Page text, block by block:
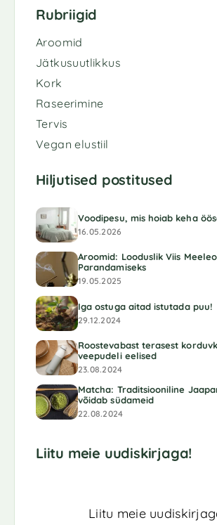
Rubriigid
Aroomid
Jätkusuutlikkus
Kork
Raseerimine
Tervis
Vegan elustiil
Hiljutised postitused
Voodipesu, mis hoiab keha
16.05.2026
Aroomid: Looduslik Viis
Parandamiseks
19.05.2025
Iga ostuga aitad istutada puu!
29.12.2024
Roostevabast terasest
veepudeli eelised
23.08.2024
Matcha: Traditsiooniline
võidab südameid
22.08.2024
Liitu meie uudiskirjaga!
Liitu meie